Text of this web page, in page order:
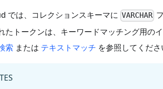
では、コレクションスキーマに VARCHAR
たトークンは、キーワードマッチング用の
索 または テキストマッチ を参照してくださ